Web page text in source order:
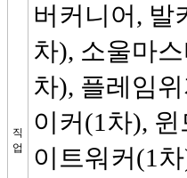
직
업
버커니어, 발
차), 소울마
차), 플레임
이커(1차),
이트워커(1